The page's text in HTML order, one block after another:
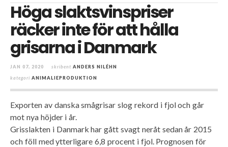
Höga slaktsvinspriser
räcker inte för att hålla
grisarna i Danmark
JAN 07, 2020 skribent ANDERS NILÉHN
kategori ANIMALIEPRODUKTION
Exporten av danska smågrisar slog rekord i fjol och går
mot nya höjder i år.
Grisslakten i Danmark har gått svagt neråt sedan år 2015
och föll med ytterligare 6,8 procent i fjol. Prognosen för